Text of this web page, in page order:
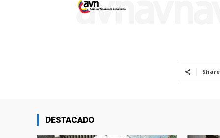
Share
DESTACADO